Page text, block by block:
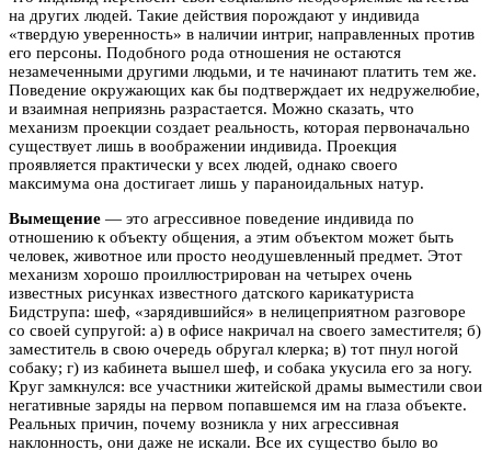
на других людей. Такие действия порождают у индивида
«твердую уверенность» в наличии интриг, направленных против
его персоны. Подобного рода отношения не остаются
незамеченными другими людьми, и те начинают платить тем же.
Поведение окружающих как бы подтверждает их недружелюбие,
и взаимная неприязнь разрастается. Можно сказать, что
механизм проекции создает реальность, которая первоначально
существует лишь в воображении индивида. Проекция
проявляется практически у всех людей, однако своего
максимума она достигает лишь у параноидальных натур.
Вымещение — это агрессивное поведение индивида по
отношению к объекту общения, а этим объектом может быть
человек, животное или просто неодушевленный предмет. Этот
механизм хорошо проиллюстрирован на четырех очень
известных рисунках известного датского карикатуриста
Бидструпа: шеф, «зарядившийся» в нелицеприятном разговоре
со своей супругой: а) в офисе накричал на своего заместителя; б)
заместитель в свою очередь обругал клерка; в) тот пнул ногой
собаку; г) из кабинета вышел шеф, и собака укусила его за ногу.
Круг замкнулся: все участники житейской драмы выместили свои
негативные заряды на первом попавшемся им на глаза объекте.
Реальных причин, почему возникла у них агрессивная
наклонность, они даже не искали. Все их существо было во